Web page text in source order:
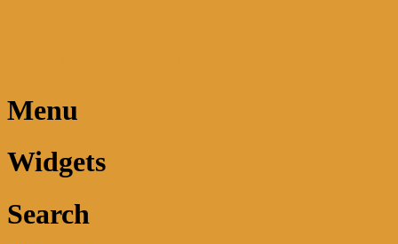
Menu
Widgets
Search